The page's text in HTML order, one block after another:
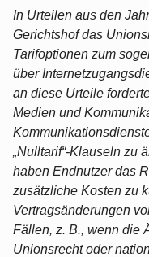
In Urteilen aus den
Gerichtshof das
Tarifoptionen zum
über
an diese Urteile
Medien und
„Nulltarif“-Klauseln zu
haben Endnutzer das
zusätzliche Kosten zu
Vertragsänderungen
Fällen, z. B., wenn die
Unionsrecht oder